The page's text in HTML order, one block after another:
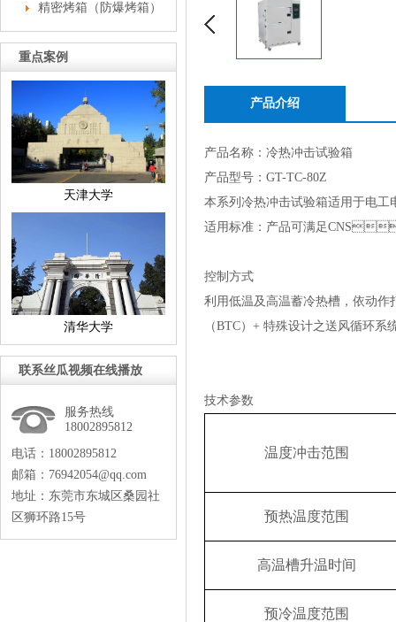
精密烤箱（防爆烤箱）
重点案例
天津大学
清华大学
联系丝瓜视频在线播放
服务热线
18002895812
电话：18002895812
邮箱：76942054@qq.com
地址：东莞市东城区桑园社
区狮环路15号
产品介绍
产品名称：冷热冲击试验箱
产品型号：GT-TC-80Z
本系列 冷热冲击试验箱适用于电工电
适用标准：产品可满足
控制方式
利用低温及高温蓄冷热槽，依动
（BTC）+特殊设计之送风循环系
技术参数
温度冲击范围
预热温度范围
高温槽升温时间
预冷温度范围